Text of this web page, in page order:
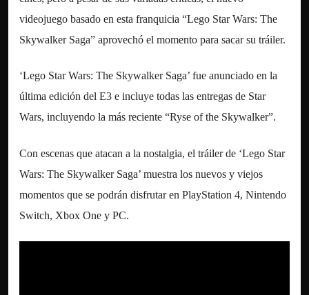
videojuego basado en esta franquicia “Lego Star Wars: The
Skywalker Saga” aprovechó el momento para sacar su tráiler.
‘Lego Star Wars: The Skywalker Saga’ fue anunciado en la
última edición del E3 e incluye todas las entregas de Star
Wars, incluyendo la más reciente “Ryse of the Skywalker”.
Con escenas que atacan a la nostalgia, el tráiler de ‘Lego Star
Wars: The Skywalker Saga’ muestra los nuevos y viejos
momentos que se podrán disfrutar en PlayStation 4, Nintendo
Switch, Xbox One y PC.